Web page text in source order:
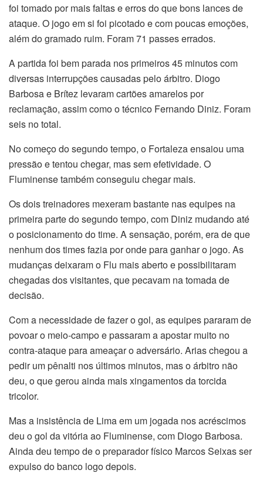
foi tomado por mais faltas e erros do que bons lances de
ataque. O jogo em si foi picotado e com poucas emoções,
além do gramado ruim. Foram 71 passes errados.
A partida foi bem parada nos primeiros 45 minutos com
diversas interrupções causadas pelo árbitro. Diogo
Barbosa e Brítez levaram cartões amarelos por
reclamação, assim como o técnico Fernando Diniz. Foram
seis no total.
No começo do segundo tempo, o Fortaleza ensaiou uma
pressão e tentou chegar, mas sem efetividade. O
Fluminense também conseguiu chegar mais.
Os dois treinadores mexeram bastante nas equipes na
primeira parte do segundo tempo, com Diniz mudando até
o posicionamento do time. A sensação, porém, era de que
nenhum dos times fazia por onde para ganhar o jogo. As
mudanças deixaram o Flu mais aberto e possibilitaram
chegadas dos visitantes, que pecavam na tomada de
decisão.
Com a necessidade de fazer o gol, as equipes pararam de
povoar o meio-campo e passaram a apostar muito no
contra-ataque para ameaçar o adversário. Arias chegou a
pedir um pênalti nos últimos minutos, mas o árbitro não
deu, o que gerou ainda mais xingamentos da torcida
tricolor.
Mas a insistência de Lima em um jogada nos acréscimos
deu o gol da vitória ao Fluminense, com Diogo Barbosa.
Ainda deu tempo de o preparador físico Marcos Seixas ser
expulso do banco logo depois.